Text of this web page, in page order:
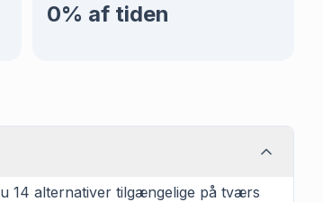
0% af tiden
14 alternativer tilgængelige på tværs